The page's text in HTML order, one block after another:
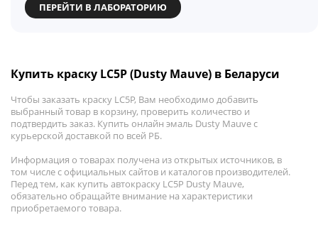
ПЕРЕЙТИ В ЛАБОРАТОРИЮ
Купить краску LC5P (Dusty Mauve) в Беларуси
Чтобы заказать краску LC5P, Вам необходимо добавить
выбранный товар в корзину, проверить количество и
подтвердить заказ. Купить онлайн эмаль Dusty Mauve с
курьерской доставкой по всей РБ.
Информация о товарах получена из открытых источников, в
том числе с официальных сайтов и каталогов производителей.
Перед тем, как купить автокраску LC5P Dusty Mauve,
обязательно обращайте внимание на характеристики
приобретаемого товара.